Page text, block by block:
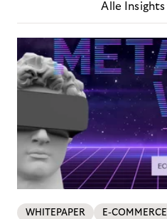
Alle Insights
WHITEPAPER E-COMMERCE